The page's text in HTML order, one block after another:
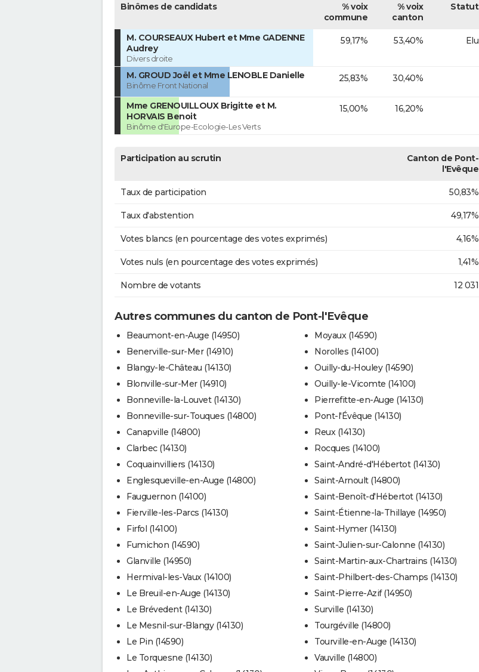
Binômes de candidats
% voix
commune
% voix
canton
Statut
M. COURSEAUX Hubert et Mme GADENNE
Audrey
Divers droite
59,17% 53,40% Elu
M. GROUD Joël et Mme LENOBLE Danielle
Binôme Front National
25,83% 30,40%
Mme GRENOUILLOUX Brigitte et M.
HORVAIS Benoit
Binôme d'Europe-Ecologie-Les Verts
15,00% 16,20%
Participation au scrutin
Canton de Pont-
l'Evêque
Taux de participation 50,83%
Taux d'abstention 49,17%
Votes blancs (en pourcentage des votes exprimés) 4,16%
Votes nuls (en pourcentage des votes exprimés) 1,41%
Nombre de votants 12 031
Autres communes du canton de Pont-l'Evêque
Beaumont-en-Auge (14950)
Benerville-sur-Mer (14910)
Blangy-le-Château (14130)
Blonville-sur-Mer (14910)
Bonneville-la-Louvet (14130)
Bonneville-sur-Touques (14800)
Canapville (14800)
Clarbec (14130)
Coquainvilliers (14130)
Englesqueville-en-Auge (14800)
Fauguernon (14100)
Fierville-les-Parcs (14130)
Firfol (14100)
Fumichon (14590)
Glanville (14950)
Hermival-les-Vaux (14100)
Le Breuil-en-Auge (14130)
Le Brévedent (14130)
Le Mesnil-sur-Blangy (14130)
Le Pin (14590)
Le Torquesne (14130)
Moyaux (14590)
Norolles (14100)
Ouilly-du-Houley (14590)
Ouilly-le-Vicomte (14100)
Pierrefitte-en-Auge (14130)
Pont-l'Évêque (14130)
Reux (14130)
Rocques (14100)
Saint-André-d'Hébertot (14130)
Saint-Arnoult (14800)
Saint-Benoît-d'Hébertot (14130)
Saint-Étienne-la-Thillaye (14950)
Saint-Hymer (14130)
Saint-Julien-sur-Calonne (14130)
Saint-Martin-aux-Chartrains (14130)
Saint-Philbert-des-Champs (14130)
Saint-Pierre-Azif (14950)
Surville (14130)
Tourgéville (14800)
Tourville-en-Auge (14130)
Vauville (14800)